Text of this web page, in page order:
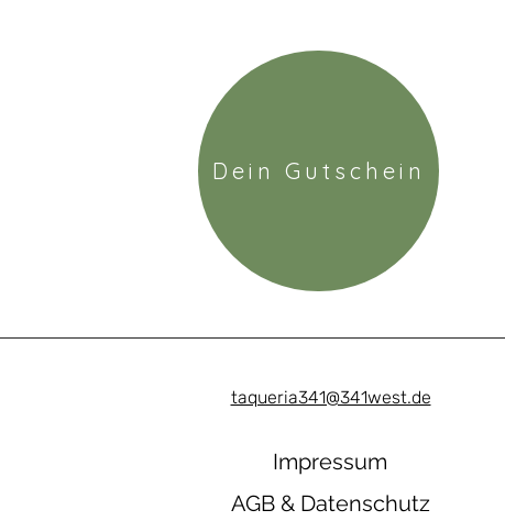
Dein Gutschein
taqueria341@341west.de
Impressum
AGB & Datenschutz